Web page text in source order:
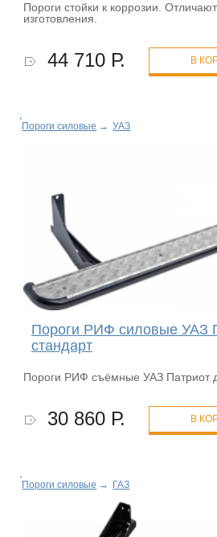
Пороги стойки к коррозии.
изготовления.
44 710 Р. В
Пороги силовые → УАЗ
Пороги РИФ силовые УАЗ
стандарт
Пороги РИФ съёмные УАЗ Патриот
30 860 Р. В
Пороги силовые → ГАЗ